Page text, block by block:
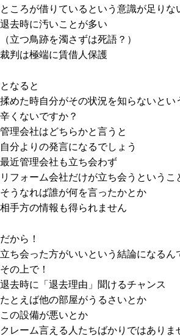
ところが借りているという意識が足りな
退去時に汚いことが多い
（立つ鳥跡を濁さずは死語？）
裁判は極端に賃借人保護
となると
揉めた時自分がその状況を知らないとい
辛くないですか？
管理会社はどちらかと言うと
自分よりの発言になるでしょう
最近管理会社も立ち会わず
リフォーム会社だけが立ち会うというこ
そうなれば誰が何を言ったかとか
相手方の情報も得られません
だから！
立ち会った方がいいという結論になるん
その上で！
退去時に「退去理由」聞けるチャンス
たとえば他の部屋がうるさいとか
この設備が悪いとか
クレーム言える人たちばかりではありま